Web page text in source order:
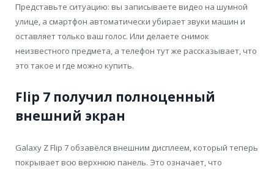
Представьте ситуацию: вы записываете видео на шумной
улице, а смартфон автоматически убирает звуки машин и
оставляет только ваш голос. Или делаете снимок
неизвестного предмета, а телефон тут же рассказывает, что
это такое и где можно купить.
Flip 7 получил полноценный
внешний экран
Galaxy Z Flip 7 обзавёлся внешним дисплеем, который теперь
покрывает всю верхнюю панель. Это означает, что